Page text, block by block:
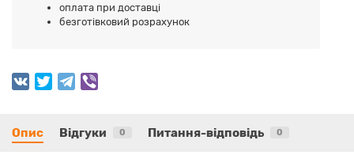
оплата при доставці
безготівковий розрахунок
Опис Відгуки 0 Питання-відповідь 0